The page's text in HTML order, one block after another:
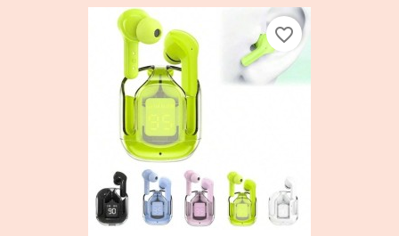
favorite_border